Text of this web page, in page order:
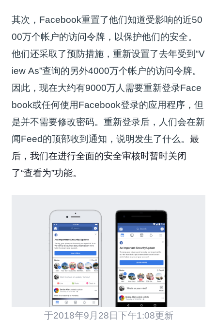
其次， Facebook重置了他们知道受影响的近50
00万个帐户的访问令牌，以保护他们的安全。
他们还采取了预防措施，重新设置了去年受到“V
iew As”查询的另外4000万个帐户的访问令牌。
因此，现在大约有9000万人需要重新登录Face
book或任何使用Facebook登录的应用程序，但
是并不需要修改密码。重新登录后，人们会在新
闻Feed的顶部收到通知，说明发生了什么。最
后，我们在进行全面的安全审核时暂时关闭
了“查看为”功能。
于2018年9月28日下午1:08更新